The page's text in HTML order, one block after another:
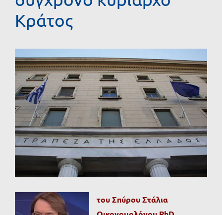
Κράτος
Προβολή
μεγαλύτερης
εικόνας
του Σπύρου Στάλια